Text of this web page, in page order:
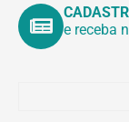
e receba